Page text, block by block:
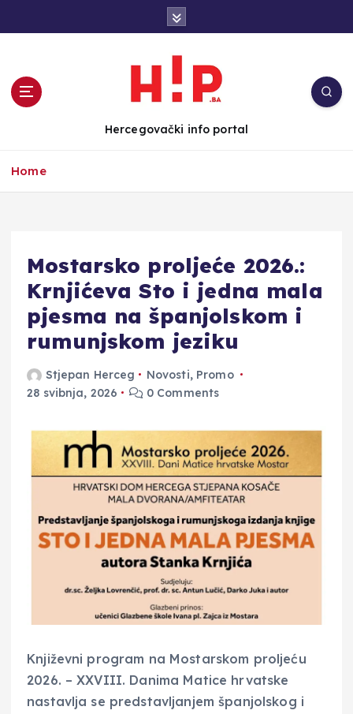
e
Hercegovački info portal
Home
Mostarsko proljeće 2026.:
Krnjićeva Sto i jedna mala
pjesma na španjolskom i
rumunjskom jeziku
Stjepan Herceg Novosti, Promo
28 svibnja, 2026
0 Comments
Književni program na Mostarskom proljeću
2026. – XXVIII. Danima Matice hrvatske
nastavlja se predstavljanjem španjolskog i